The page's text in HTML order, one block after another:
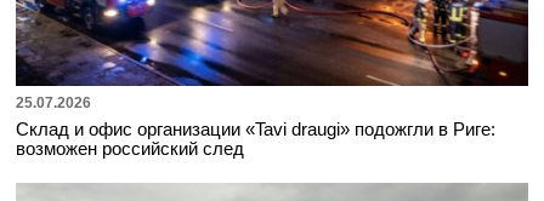
25.07.2026
Склад и офис организации «Tavi draugi» подожгли в Риге:
возможен российский след